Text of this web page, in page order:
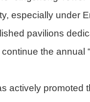
especially under
pavilions
the annual
actively promoted